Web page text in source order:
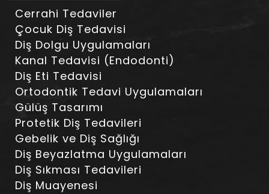
Cerrahi Tedaviler
Çocuk Diş Tedavisi
Diş Dolgu Uygulamaları
Kanal Tedavisi (Endodonti)
Diş Eti Tedavisi
Ortodontik Tedavi Uygulamaları
Gülüş Tasarımı
Protetik Diş Tedavileri
Gebelik ve Diş Sağlığı
Diş Beyazlatma Uygulamaları
Diş Sıkması Tedavileri
Diş Muayenesi